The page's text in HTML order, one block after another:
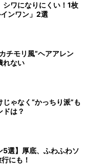
シワになりにくい！1枚
ンワン」2選
チモリ風”ヘアアレン
れない
じゃなく“かっちり派”も
ドは？
5選】厚底、ふわふわソ
にも！